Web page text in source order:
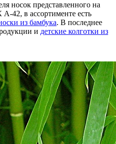
носок представленного на
в ассортименте есть
из бамбука. В последнее
и детские колготки из